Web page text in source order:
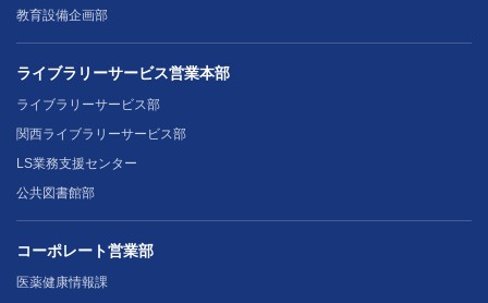
教育設備企画部
ライブラリーサービス営業本部
ライブラリーサービス部
関西ライブラリーサービス部
LS業務支援センター
公共図書館部
コーポレート営業部
医薬健康情報課